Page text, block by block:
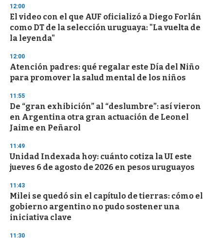
d
s
12:00
El video con el que AUF oficializó a Diego Forlán
como DT de la selección uruguaya: "La vuelta de
la leyenda"
12:00
Atención padres: qué regalar este Día del Niño
para promover la salud mental de los niños
11:55
De “gran exhibición” al “deslumbre”: así vieron
en Argentina otra gran actuación de Leonel
Jaime en Peñarol
11:49
Unidad Indexada hoy: cuánto cotiza la UI este
jueves 6 de agosto de 2026 en pesos uruguayos
11:43
Milei se quedó sin el capítulo de tierras: cómo el
gobierno argentino no pudo sostener una
iniciativa clave
11:30